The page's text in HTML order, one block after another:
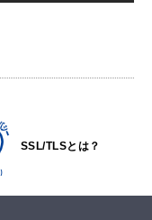
SSL/TLSとは？